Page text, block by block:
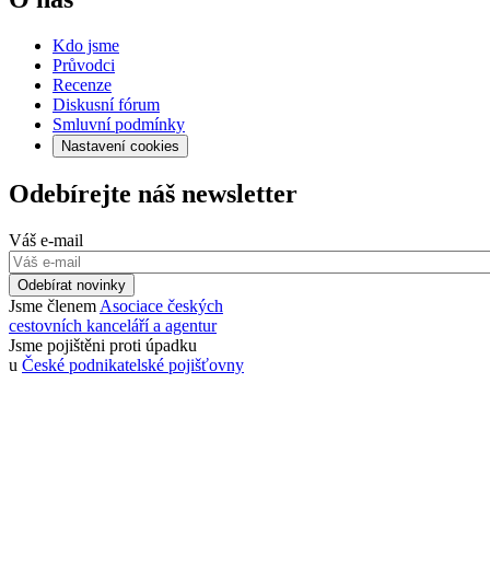
Kdo jsme
Průvodci
Recenze
Diskusní fórum
Smluvní podmínky
Nastavení cookies
Odebírejte náš newsletter
Váš e-mail
Odebírat novinky
Jsme členem Asociace českých
cestovních kanceláří a agentur
Jsme pojištěni proti úpadku
u České podnikatelské pojišťovny